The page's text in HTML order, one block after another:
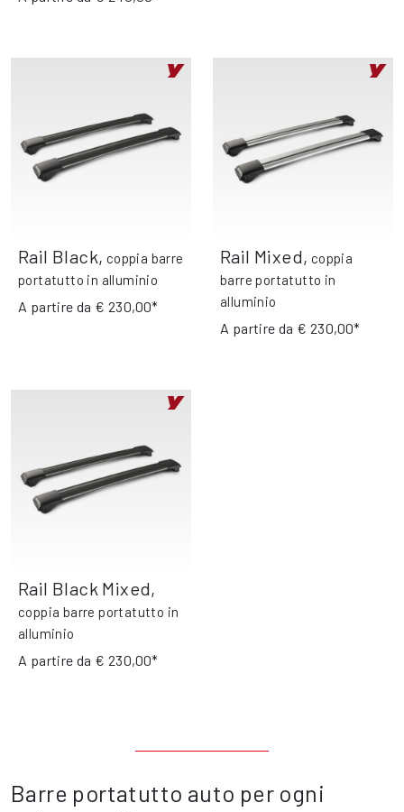
Rail Black, coppia barre
portatutto in alluminio
A partire da € 230,00*
Rail Mixed, coppia
barre portatutto in
alluminio
A partire da € 230,00*
Rail Black Mixed,
coppia barre portatutto in
alluminio
A partire da € 230,00*
Barre portatutto auto per ogni